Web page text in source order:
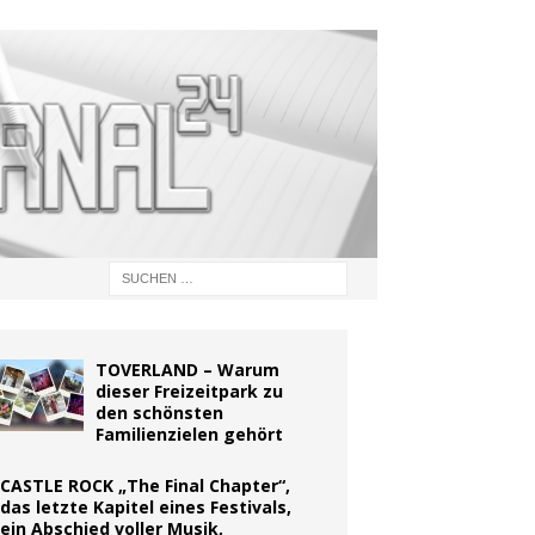
TOVERLAND – Warum
dieser Freizeitpark zu
den schönsten
Familienzielen gehört
CASTLE ROCK „The Final Chapter“,
das letzte Kapitel eines Festivals,
ein Abschied voller Musik,